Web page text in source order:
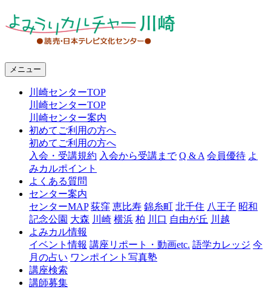
ャ
崎
メニュー
川崎センターTOP
川崎センターTOP
川崎センター案内
初めてご利用の方へ
初めてご利用の方へ
入会・受講規約 入会から受講まで Q & A 会員優待 よ
みカルポイント
よくある質問
センター案内
センターMAP 荻窪 恵比寿 錦糸町 北千住 八王子 昭和
記念公園 大森 川崎 横浜 柏 川口 自由が丘 川越
よみカル情報
イベント情報 講座リポート・動画etc. 語学カレッジ 今
月の占い ワンポイント写真塾
講座検索
講師募集